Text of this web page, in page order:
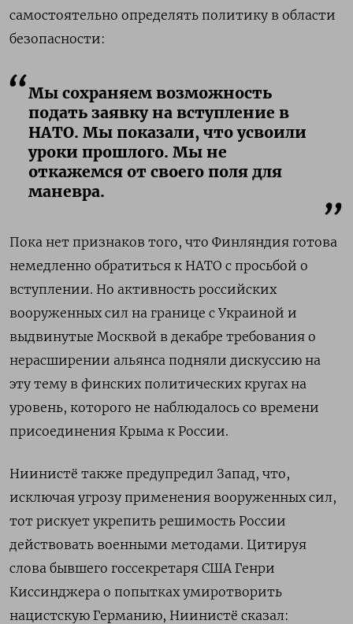
самостоятельно определять политику в области
безопасности:
Мы сохраняем возможность
подать заявку на вступление в
НАТО. Мы показали, что усвоили
уроки прошлого. Мы не
откажемся от своего поля для
маневра.
Пока нет признаков того, что Финляндия готова
немедленно обратиться к НАТО с просьбой о
вступлении. Но активность российских
вооруженных сил на границе с Украиной и
выдвинутые Москвой в декабре требования о
нерасширении альянса подняли дискуссию на
эту тему в финских политических кругах на
уровень, которого не наблюдалось со времени
присоединения Крыма к России.
Ниинистё также предупредил Запад, что,
исключая угрозу применения вооруженных сил,
тот рискует укрепить решимость России
действовать военными методами. Цитируя
слова бывшего госсекретаря США Генри
Киссинджера о попытках умиротворить
нацистскую Германию, Ниинистё сказал: